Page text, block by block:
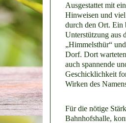
Ausgestattet mit
Hinweisen und
durch den Ort. Ein
Unterstützung aus
„Himmelsthür“
Dorf. Dort
auch spannende
Geschicklichkeit
Wirken des
Für die nötige
Bahnhofshalle,